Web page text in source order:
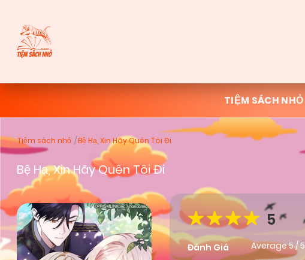
TIỆM SÁCH NHỎ
Tiệm sách nhỏ Bệ Hạ, Xin Hãy Quên Tôi Đi
Bệ Hạ, Xin Hãy Quên Tôi Đi
5
Đánh Giá Average5/5